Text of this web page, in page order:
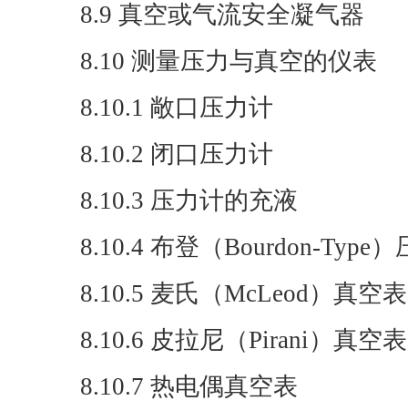
8.9 真空或气流安全凝气器
8.10 测量压力与真空的仪表
8.10.1 敞口压力计
8.10.2 闭口压力计
8.10.3 压力计的充液
8.10.4 布登（Bourdon-Type）
8.10.5 麦氏（McLeod）真空表
8.10.6 皮拉尼（Pirani）真空表
8.10.7 热电偶真空表